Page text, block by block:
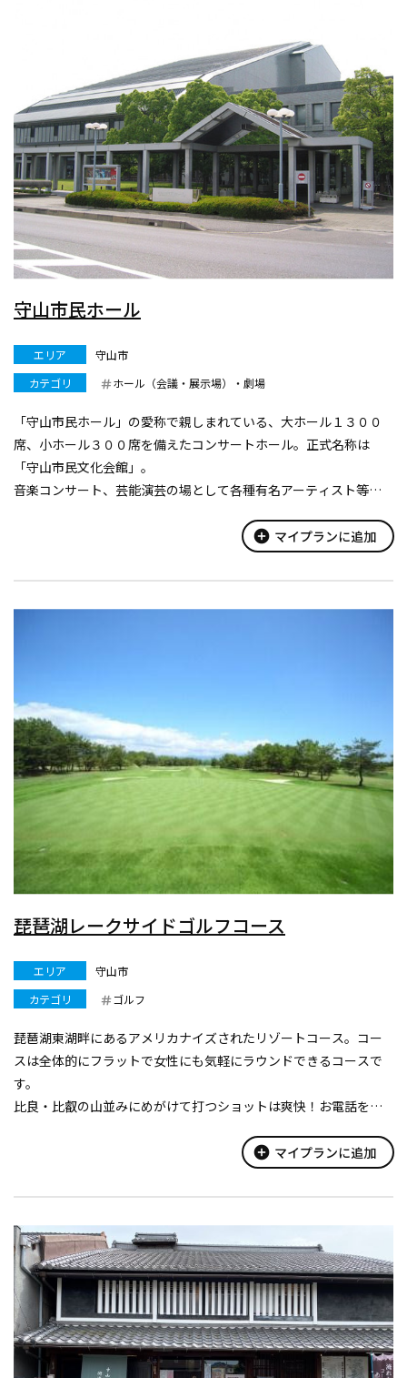
守山市民ホール
エリア
守山市
カテゴリ
ホール（会議・展示場）・劇場
「守山市民ホール」の愛称で親しまれている、大ホール１３００
席、小ホール３００席を備えたコンサートホール。正式名称は
「守山市民文化会館」。
音楽コンサート、芸能演芸の場として各種有名アーティスト等よ
add_circle マイプランに追加
琵琶湖レークサイドゴルフコース
エリア
守山市
カテゴリ
ゴルフ
琵琶湖東湖畔にあるアメリカナイズされたリゾートコース。コー
スは全体的にフラットで女性にも気軽にラウンドできるコースで
す。
比良・比叡の山並みにめがけて打つショットは爽快！お電話をイ
add_circle マイプランに追加